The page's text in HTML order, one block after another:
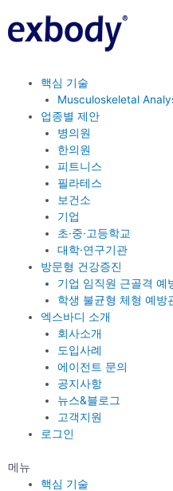
텐
츠
핵심 기술
Musculoskeletal
업종별 제안
병의원
한의원
피트니스
필라테스
보건소
기업
초·중·고등학교
대학·연구기관
방문형 건강증진
기업 임직원 근골격 예
학생 불균형 체형 예방
엑스바디 소개
회사소개
도입사례
에이전트 문의
공지사항
뉴스&블로그
고객지원
로그인
메뉴
핵심 기술